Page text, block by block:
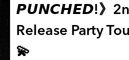
𝙋𝙐𝙉𝘾𝙃𝙀𝘿!》
Release Party
💫